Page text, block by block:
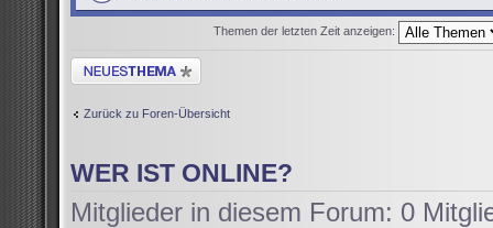
Themen der letzten Zeit anzeigen:
Neues Thema erstellen
Zurück zu Foren-Übersicht
WER IST ONLINE?
Mitglieder in diesem Forum: 0